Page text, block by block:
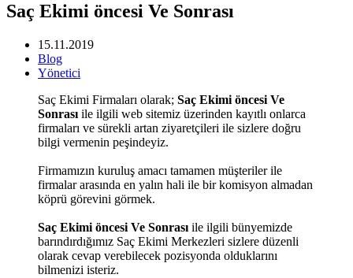
Saç Ekimi öncesi Ve Sonrası
15.11.2019
Blog
Yönetici
Saç Ekimi Firmaları olarak; Saç Ekimi öncesi Ve
Sonrası ile ilgili web sitemiz üzerinden kayıtlı onlarca
firmaları ve sürekli artan ziyaretçileri ile sizlere doğru
bilgi vermenin peşindeyiz.
Firmamızın kuruluş amacı tamamen müşteriler ile
firmalar arasında en yalın hali ile bir komisyon almadan
köprü görevini görmek.
Saç Ekimi öncesi Ve Sonrası ile ilgili bünyemizde
barındırdığımız Saç Ekimi Merkezleri sizlere düzenli
olarak cevap verebilecek pozisyonda olduklarını
bilmenizi isteriz.